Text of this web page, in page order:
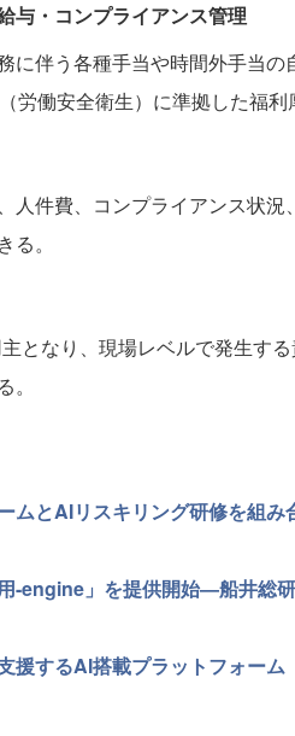
与・コンプライアンス管理
に伴う各種手当や時間外手当の
労働安全衛生）に準拠した福利
人件費、コンプライアンス状況
。
となり、現場レベルで発生す
ムとAIリスキリング研修を組み
-engine」を提供開始—船井総
援するAI搭載プラットフォー